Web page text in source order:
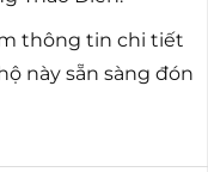
thông tin chi tiết
này sẵn sàng đón